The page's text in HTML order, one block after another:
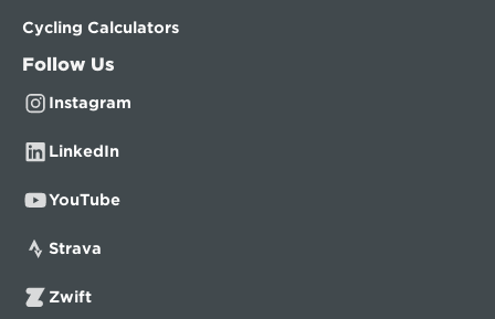
Cycling Calculators
Follow Us
Instagram
LinkedIn
YouTube
Strava
Zwift